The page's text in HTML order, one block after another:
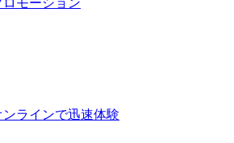
モーション
ラインで迅速体験